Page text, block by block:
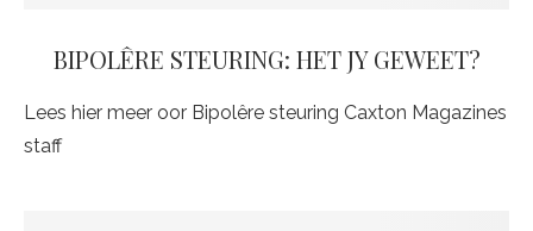
BIPOLÊRE STEURING: HET JY GEWEET?
Lees hier meer oor Bipolêre steuring Caxton Magazines
staff